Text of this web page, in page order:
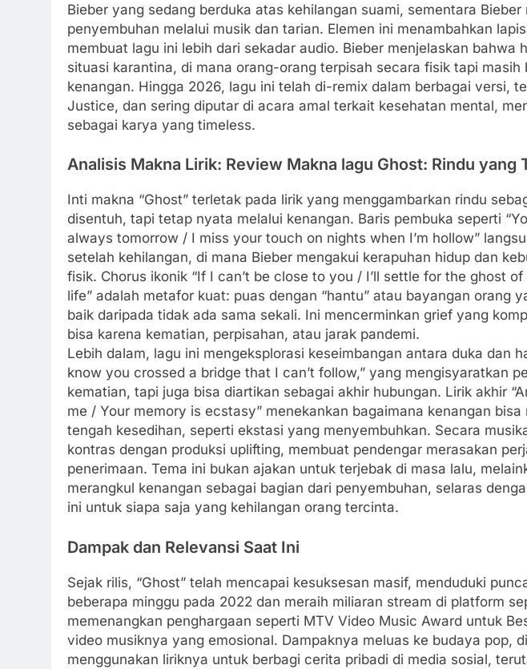
Bieber yang sedang berduka atas kehilangan suami, sementara Bieber
penyembuhan melalui musik dan tarian. Elemen ini menambahkan
membuat lagu ini lebih dari sekadar audio. Bieber menjelaskan bahwa
situasi karantina, di mana orang-orang terpisah secara fisik tapi masih
kenangan. Hingga 2026, lagu ini telah di-remix dalam berbagai versi,
Justice, dan sering diputar di acara amal terkait kesehatan mental,
sebagai karya yang timeless.
Analisis Makna Lirik: Review Makna lagu Ghost: Rindu yang
Inti makna “Ghost” terletak pada lirik yang menggambarkan rindu
disentuh, tapi tetap nyata melalui kenangan. Baris pembuka seperti
always tomorrow / I miss your touch on nights when I’m hollow”
setelah kehilangan, di mana Bieber mengakui kerapuhan hidup dan
fisik. Chorus ikonik “If I can’t be close to you / I’ll settle for the ghost
life” adalah metafor kuat: puas dengan “hantu” atau bayangan orang
baik daripada tidak ada sama sekali. Ini mencerminkan grief yang
bisa karena kematian, perpisahan, atau jarak pandemi.
Lebih dalam, lagu ini mengeksplorasi keseimbangan antara duka dan
know you crossed a bridge that I can’t follow,” yang mengisyaratkan
kematian, tapi juga bisa diartikan sebagai akhir hubungan. Lirik akhir
me / Your memory is ecstasy” menekankan bagaimana kenangan
tengah kesedihan, seperti ekstasi yang menyembuhkan. Secara
kontras dengan produksi uplifting, membuat pendengar merasakan
penerimaan. Tema ini bukan ajakan untuk terjebak di masa lalu,
merangkul kenangan sebagai bagian dari penyembuhan, selaras
ini untuk siapa saja yang kehilangan orang tercinta.
Dampak dan Relevansi Saat Ini
Sejak rilis, “Ghost” telah mencapai kesuksesan masif, menduduki
beberapa minggu pada 2022 dan meraih miliaran stream di platform
memenangkan penghargaan seperti MTV Video Music Award untuk
video musiknya yang emosional. Dampaknya meluas ke budaya pop,
menggunakan liriknya untuk berbagi cerita pribadi di media sosial,